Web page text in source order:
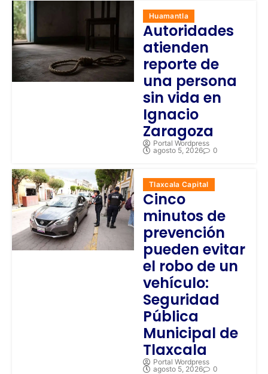
Huamantla
Autoridades
atienden
reporte de
una persona
sin vida en
Ignacio
Zaragoza
Portal Wordpress
agosto 5, 2026
0
Tlaxcala Capital
Cinco
minutos de
prevención
pueden evitar
el robo de un
vehículo:
Seguridad
Pública
Municipal de
Tlaxcala
Portal Wordpress
agosto 5, 2026
0